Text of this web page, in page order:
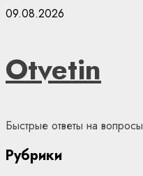
Skip
09.08.2026
Otvetin
Быстрые ответы на вопросы
Рубрики